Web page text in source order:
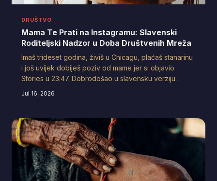
DRUŠTVO
Mama Te Prati na Instagramu: Slavenski
Roditeljski Nadzor u Doba Društvenih Mreža
Imaš trideset godina, živiš u Chicagu, plaćaš stanarinu
i još uvijek dobiješ poziv od mame jer si objavio
Stories u 23:47. Dobrodošao u slavensku verziju
Jul 16, 2026